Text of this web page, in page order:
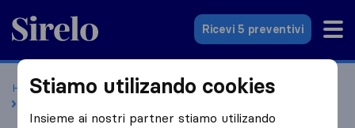
Sirelo.it
Ricevi 5 preventivi
Home Le 10 migliori aziende di traslochi in Italia
Stiamo utilizando cookies
Insieme ai nostri partner stiamo utilizando